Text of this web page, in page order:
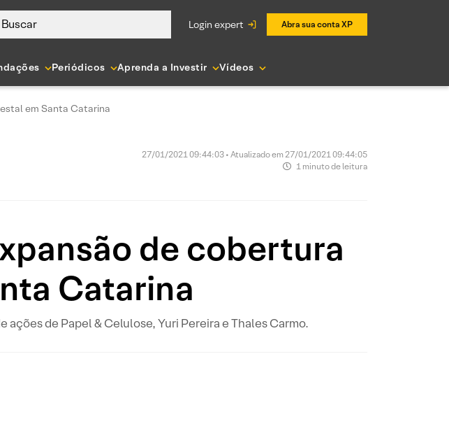
Buscar login expert Abra sua conta XP
Periódicos Aprenda a Investir Vídeos
em Santa Catarina
27/01/2021 09:44:03 • Atualizado em 27/01/2021 09:44:05
1 minuto de leitura
de cobertura
Catarina
de Papel & Celulose, Yuri Pereira e Thales Carmo.